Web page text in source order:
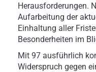
Herausforderungen.
Aufarbeitung der
Einhaltung aller
Besonderheiten im
Mit 97 ausführlich
Widerspruch gegen